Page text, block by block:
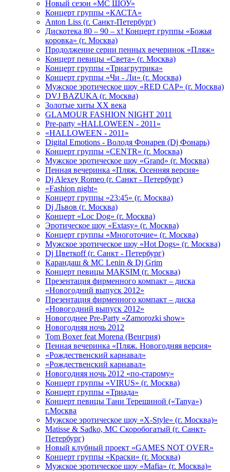
Новый сезон «МС ШОУ»
Концерт группы «КАСТА»
Anton Liss (г. Санкт-Петербург)
Дискотека 80 – 90 – х! Концерт группы «Божья
коровка» (г. Москва)
Продолжение серии пенных вечеринок «Пляж»
Концерт певицы «Света» (г. Москва)
Концерт группы «Триагрутрика»
Концерт группы «Чи - Ли» (г. Москва)
Мужское эротическое шоу «RED CAP» (г. Москва)
DVJ BAZUKA (г. Москва)
Золотые хиты XX века
GLAMOUR FASHION NIGHT 2011
Pre-party «HALLOWEEN - 2011»
«HALLOWEEN - 2011»
Digital Emotions - Володя Фонарев (Dj Фонарь)
Концерт группы «CENTR» (г. Москва)
Мужское эротическое шоу «Grand» (г. Москва)
Пенная вечеринка «Пляж. Осенняя версия»
Dj Alexey Romeo (г. Санкт - Петербург)
«Fashion night»
Концерт группы «23:45» (г. Москва)
Dj Львов (г. Москва)
Концерт «Loc Dog» (г. Москва)
Эротическое шоу «Extasy» (г. Москва)
Концерт группы «Многоточие» (г. Москва)
Мужское эротическое шоу «Hot Dogs» (г. Москва)
Dj Цветкоff (г. Санкт - Петербург)
Карандаш & МС Lenin & Dj Grim
Концерт певицы МАКSIМ (г. Москва)
Презентация фирменного компакт – диска
«Новогодний выпуск 2012»
Презентация фирменного компакт – диска
«Новогодний выпуск 2012»
Новогоднее Pre-Party «Zamorozki show»
Новогодняя ночь 2012
Tom Boxer feat Morena (Венгрия)
Пенная вечеринка «Пляж. Новогодняя версия»
«Рождественский карнавал»
«Рождественский карнавал»
Новогодняя ночь 2012 «по-старому»
Концерт группы «VIRUS» (г. Москва)
Концерт группы «Триада»
Концерт певицы Тани Терешиной («Tanya»)
г.Москва
Мужское эротическое шоу «X-Style» (г. Москва)»
Matissе & Sadko, MC Скоробогатый (г. Санкт-
Петербург)
Новый клубный проект «GAMES NOT OVER»
Концерт группы «Краски» (г. Москва)
Мужское эротическое шоу «Mafia» (г. Москва)»